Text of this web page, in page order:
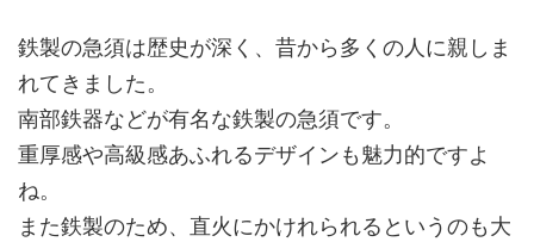
鉄製の急須は歴史が深く、昔から多くの人に親しま
れてきました。
南部鉄器などが有名な鉄製の急須です。
重厚感や高級感あふれるデザインも魅力的ですよ
ね。
また鉄製のため、直火にかけれられるというのも大